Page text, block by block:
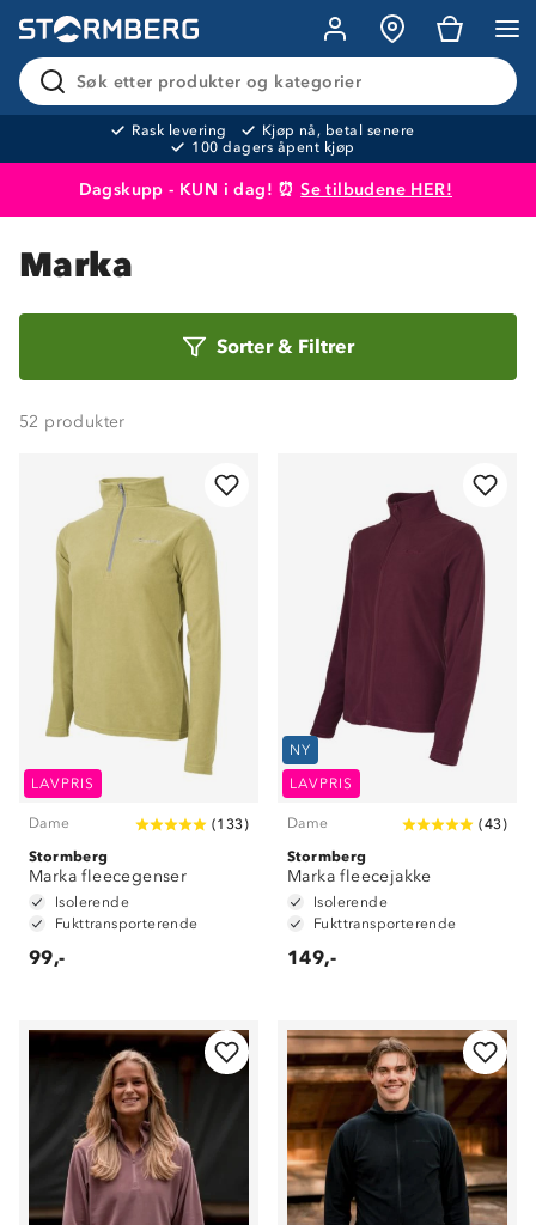
Søk etter produkter og kategorier
Rask levering
Kjøp nå, betal senere
100 dagers åpent kjøp
Dagskupp - KUN i dag! ⏰Se tilbudene HER!
Marka
Sorter& Filtrer
52 produkter
LAVPRIS
Dame (133)
Stormberg
Marka fleecegenser
Isolerende
Fukttransporterende
99,-
NY
LAVPRIS
Dame (43)
Stormberg
Marka fleecejakke
Isolerende
Fukttransporterende
149,-